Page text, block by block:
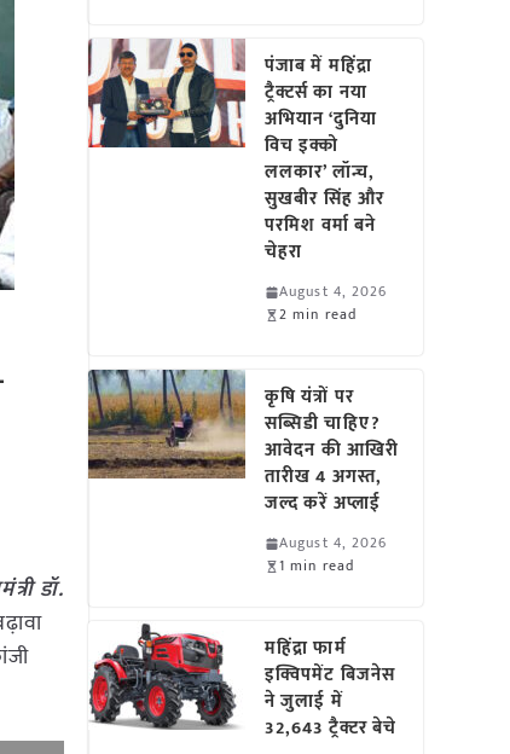
डॉ.
पंजाब में महिंद्रा
ट्रैक्टर्स का नया
अभियान ‘दुनिया
विच इक्को
ललकार’ लॉन्च,
सुखबीर सिंह और
परमिश वर्मा बने
चेहरा
August 4, 2026
2 min read
कृषि यंत्रों पर
सब्सिडी चाहिए?
आवेदन की आखिरी
तारीख 4 अगस्त,
जल्द करें अप्लाई
August 4, 2026
1 min read
महिंद्रा फार्म
इक्विपमेंट बिजनेस
ने जुलाई में
32,643 ट्रैक्टर बेचे